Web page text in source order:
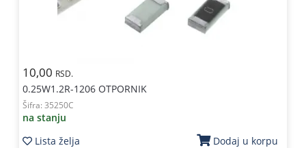
10,00 RSD.
0.25W1.2R-1206 OTPORNIK
Šifra: 35250C
na stanju
Lista želja
Dodaj u korpu